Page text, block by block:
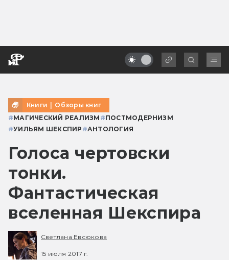
Книги | Обзоры книг
#МАГИЧЕСКИЙ РЕАЛИЗМ #ПОСТМОДЕРНИЗМ
#УИЛЬЯМ ШЕКСПИР #АНТОЛОГИЯ
Голоса чертовски
тонки.
Фантастическая
вселенная Шекспира
Светлана Евсюкова
15 июля 2017 г.